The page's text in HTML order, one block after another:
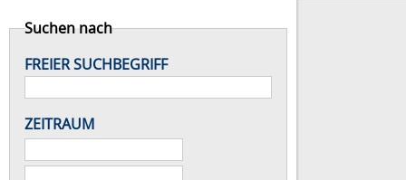
Suchen nach
FREIER SUCHBEGRIFF
ZEITRAUM